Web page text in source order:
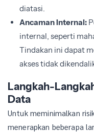
diatasi.
Ancaman Internal:
internal, seperti
Tindakan ini dapat
akses tidak
Langkah-
Data
Untuk meminimalkan
menerapkan beberapa